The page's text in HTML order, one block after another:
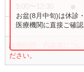
17:00〜19:30 ●
診療時間・内容等につ
ださい。
お盆(8月中旬)は休診
医療機関に直接ご確認